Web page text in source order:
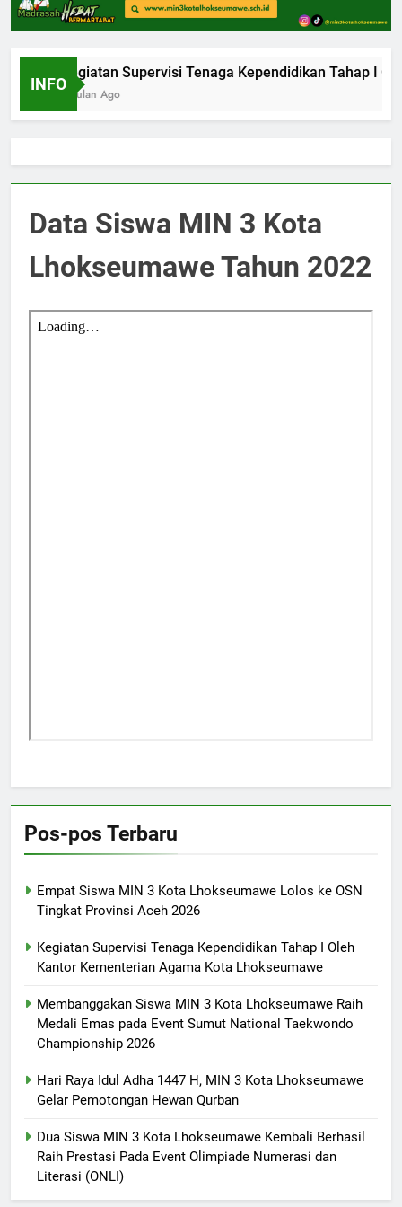
INFO
Kegiatan Supervisi Tenaga Kependidikan Tahap I
1 Bulan Ago
Data Siswa MIN 3 Kota
Lhokseumawe Tahun 2022
Pos-pos Terbaru
Empat Siswa MIN 3 Kota Lhokseumawe Lolos ke OSN
Tingkat Provinsi Aceh 2026
Kegiatan Supervisi Tenaga Kependidikan Tahap I Oleh
Kantor Kementerian Agama Kota Lhokseumawe
Membanggakan Siswa MIN 3 Kota Lhokseumawe Raih
Medali Emas pada Event Sumut National Taekwondo
Championship 2026
Hari Raya Idul Adha 1447 H, MIN 3 Kota Lhokseumawe
Gelar Pemotongan Hewan Qurban
Dua Siswa MIN 3 Kota Lhokseumawe Kembali Berhasil
Raih Prestasi Pada Event Olimpiade Numerasi dan
Literasi (ONLI)